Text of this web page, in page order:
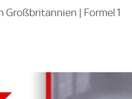
Großbritannien | Formel 1